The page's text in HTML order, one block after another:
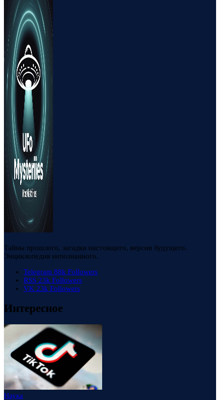
Тайны прошлого, загадки настоящего, версии будущего.
Энциклопедия непознанного.
Telegram 88k Followers
RSS 23k Followers
VK 23k Followers
Интересное
Наука